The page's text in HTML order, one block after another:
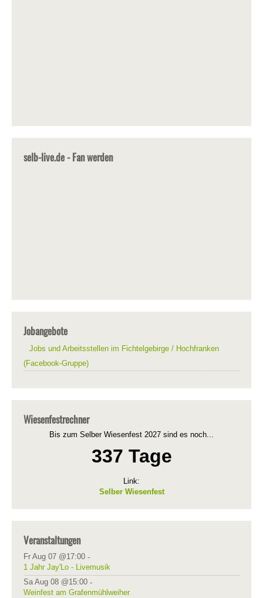
selb-live.de - Fan werden
Jobangebote
Jobs und Arbeitsstellen im Fichtelgebirge / Hochfranken
(Facebook-Gruppe)
Wiesenfestrechner
Bis zum Selber Wiesenfest 2027 sind es noch...
337 Tage
Link:
Selber Wiesenfest
Veranstaltungen
Fr Aug 07 @17:00 -
1 Jahr Jay'Lo - Livemusik
Sa Aug 08 @15:00 -
Weinfest am Grafenmühlweiher